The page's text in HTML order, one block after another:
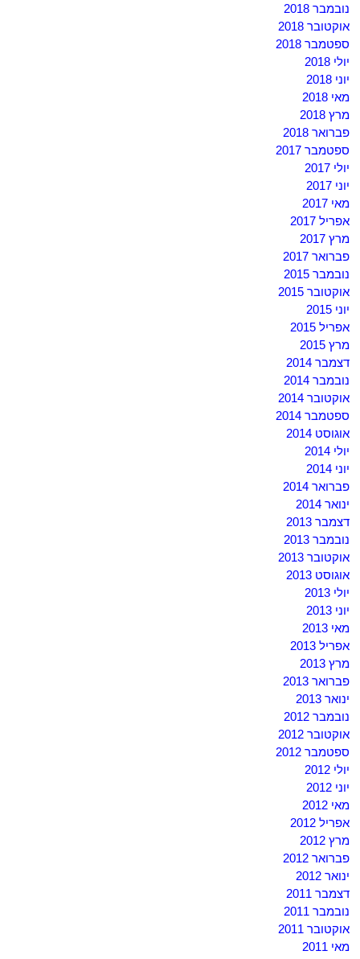
נובמבר 2018
אוקטובר 2018
ספטמבר 2018
יולי 2018
יוני 2018
מאי 2018
מרץ 2018
פברואר 2018
ספטמבר 2017
יולי 2017
יוני 2017
מאי 2017
אפריל 2017
מרץ 2017
פברואר 2017
נובמבר 2015
אוקטובר 2015
יוני 2015
אפריל 2015
מרץ 2015
דצמבר 2014
נובמבר 2014
אוקטובר 2014
ספטמבר 2014
אוגוסט 2014
יולי 2014
יוני 2014
פברואר 2014
ינואר 2014
דצמבר 2013
נובמבר 2013
אוקטובר 2013
אוגוסט 2013
יולי 2013
יוני 2013
מאי 2013
אפריל 2013
מרץ 2013
פברואר 2013
ינואר 2013
נובמבר 2012
אוקטובר 2012
ספטמבר 2012
יולי 2012
יוני 2012
מאי 2012
אפריל 2012
מרץ 2012
פברואר 2012
ינואר 2012
דצמבר 2011
נובמבר 2011
אוקטובר 2011
מאי 2011